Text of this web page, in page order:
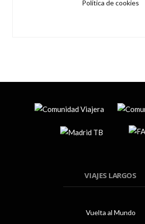
Política de cookies
VIAJES LARGOS
Vuelta al Mundo